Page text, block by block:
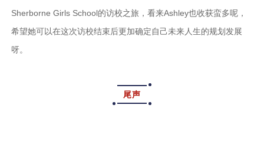
Sherborne Girls School的访校之旅，看来Ashley也收获蛮多呢，
希望她可以在这次访校结束后更加确定自己未来人生的规划发展
呀。
尾声